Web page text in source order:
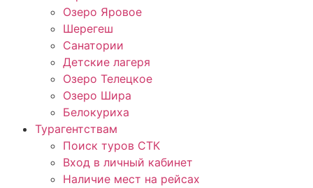
Озеро Яровое
Шерегеш
Санатории
Детские лагеря
Озеро Телецкое
Озеро Шира
Белокуриха
Турагентствам
Поиск туров СТК
Вход в личный кабинет
Наличие мест на рейсах